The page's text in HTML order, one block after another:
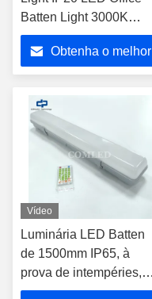
Batten Light 3000K
4000K 5000K 6000K
Obtenha o melhor
Vídeo
Luminária LED Batten
de 1500mm IP65, à
prova de intempéries,
luminária tipo régua